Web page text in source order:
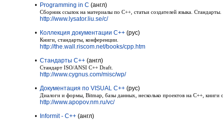
• Programming in C (англ)
Сборник ссылок на материалы по С++, статьи создателей языка. Стандарты.
http://www.lysator.liu.se/c/
• Коллекция документации С++ (рус)
Книги, стандарты, конференции.
http://the.wall.riscom.net/books/cpp.htm
• Стандарты С++ (англ)
Стандарт ISO/ANSI C++ Draft.
http://www.cygnus.com/misc/wp/
• Документация по VISUAL C++ (рус)
Диалоги и формы, Bitmap, базы данных, несколько проектов на С++, книги
http://www.apopov.nm.ru/vc/
•
Informit - C++ (англ)